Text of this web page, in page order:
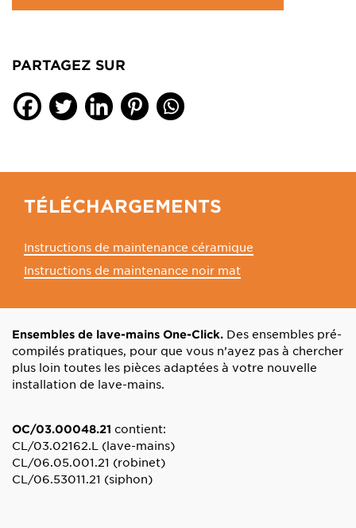
PARTAGEZ SUR
TÉLÉCHARGEMENTS
Instructions de maintenance céramique
Instructions de maintenance noir mat
Ensembles de lave-mains One-Click. Des ensembles pré-
compilés pratiques, pour que vous n’ayez pas à chercher
plus loin toutes les pièces adaptées à votre nouvelle
installation de lave-mains.
OC/03.00048.21 contient:
CL/03.02162.L (lave-mains)
CL/06.05.001.21 (robinet)
CL/06.53011.21 (siphon)